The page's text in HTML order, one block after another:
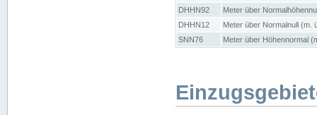
DHHN92
Meter über
DHHN12
Meter über Normalnull (m.
SNN76
Meter über Höhennormal